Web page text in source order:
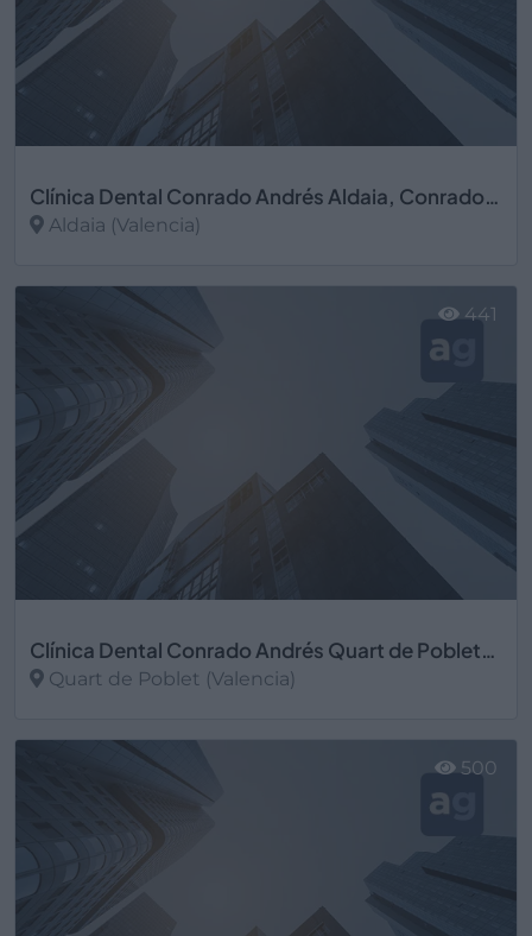
Clínica Dental Conrado Andrés Aldaia, Conrado Andrés S.L.
Aldaia (Valencia)
Clínica Dental Conrado Andrés Quart de Poblet, Conrado Andrés S.L.
Quart de Poblet (Valencia)
441
500